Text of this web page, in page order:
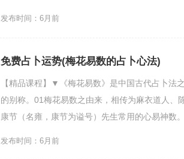
发布时间：6月前
免费占卜运势(梅花易数的占卜心法)
【精品课程】▼《梅花易数》是中国古代占卜法
的别称。01梅花易数之由来，相传为麻衣道人、
康节（名雍，康节为谥号）先生常用的心易神数
发布时间：6月前